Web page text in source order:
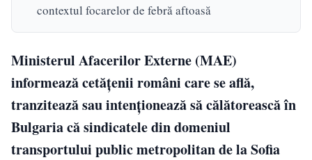
contextul focarelor de febră aftoasă
Ministerul Afacerilor Externe (MAE)
informează cetăţenii români care se află,
tranzitează sau intenţionează să călătorească în
Bulgaria că sindicatele din domeniul
transportului public metropolitan de la Sofia